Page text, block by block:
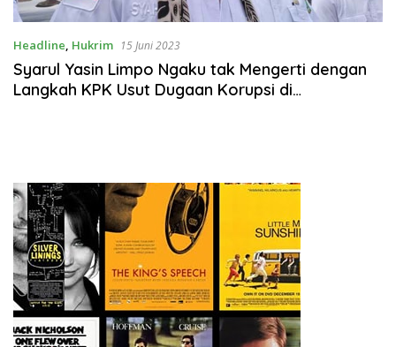
Headline, Hukrim 15 Juni 2023
Syarul Yasin Limpo Ngaku tak Mengerti dengan
Langkah KPK Usut Dugaan Korupsi di